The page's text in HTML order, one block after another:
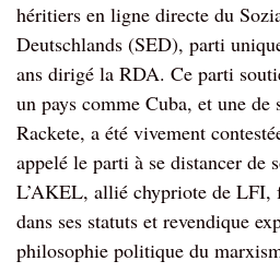
héritiers en ligne directe du
Deutschlands (SED), parti
ans dirigé la RDA. Ce parti
un pays comme Cuba, et une de
Rackete, a été vivement
appelé le parti à se distancer de
L’AKEL, allié chypriote de LFI,
dans ses statuts et revendique
philosophie politique du